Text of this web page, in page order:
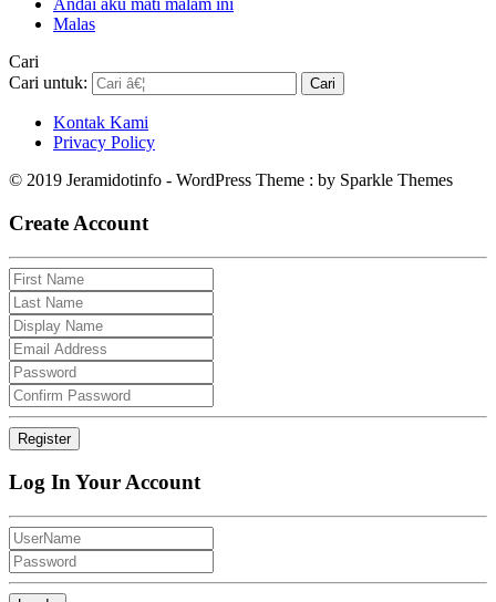
Andai aku mati malam ini
Malas
Cari
Cari untuk:
Kontak Kami
Privacy Policy
© 2019 Jeramidotinfo - WordPress Theme : by Sparkle Themes
Create Account
Log In Your Account